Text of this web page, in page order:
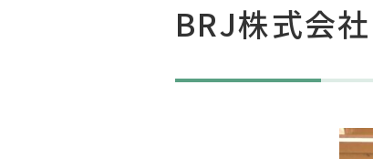
BRJ株式会社